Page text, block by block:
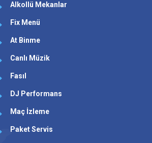
Alkollü Mekanlar
Fix Menü
At Binme
Canlı Müzik
Fasıl
DJ Performans
Maç İzleme
Paket Servis